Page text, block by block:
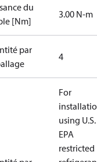
du
[Nm]
3.00 N-m
par
4
For
using U.S.
EPA
restricted